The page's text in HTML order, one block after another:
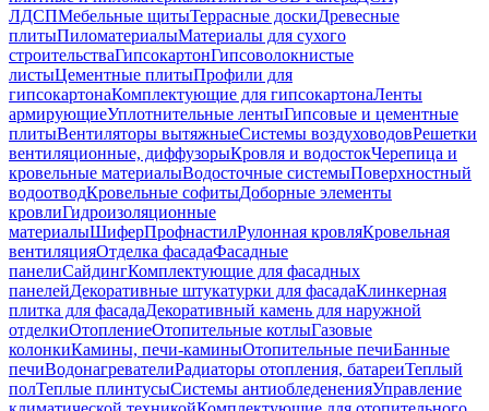
ЛДСПМебельные щитыТеррасные доскиДревесные
плитыПиломатериалыМатериалы для сухого
строительстваГипсокартонГипсоволокнистые
листыЦементные плитыПрофили для
гипсокартонаКомплектующие для гипсокартонаЛенты
армирующиеУплотнительные лентыГипсовые и цементные
плитыВентиляторы вытяжныеСистемы воздуховодовРешетки
вентиляционные, диффузорыКровля и водостокЧерепица и
кровельные материалыВодосточные системыПоверхностный
водоотводКровельные софитыДоборные элементы
кровлиГидроизоляционные
материалыШиферПрофнастилРулонная кровляКровельная
вентиляцияОтделка фасадаФасадные
панелиСайдингКомплектующие для фасадных
панелейДекоративные штукатурки для фасадаКлинкерная
плитка для фасадаДекоративный камень для наружной
отделкиОтоплениеОтопительные котлыГазовые
колонкиКамины, печи-каминыОтопительные печиБанные
печиВодонагревателиРадиаторы отопления, батареиТеплый
полТеплые плинтусыСистемы антиобледененияУправление